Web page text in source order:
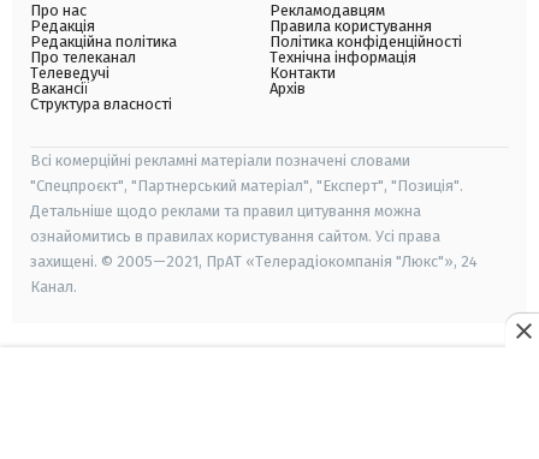
Про нас
Редакція
Редакційна політика
Про телеканал
Телеведучі
Вакансії
Структура власності
Рекламодавцям
Правила користування
Політика конфіденційності
Технічна інформація
Контакти
Архів
Всі комерційні рекламні матеріали позначені словами
"Спецпроєкт", "Партнерський матеріал", "Експерт", "Позиція".
Детальніше щодо реклами та правил цитування можна
ознайомитись в правилах користування сайтом. Усі права
захищені. © 2005—2021, ПрАТ «Телерадіокомпанія "Люкс"», 24
Канал.